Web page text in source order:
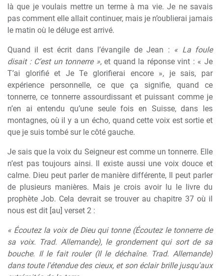
là que je voulais mettre un terme à ma vie. Je ne savais
pas comment elle allait continuer, mais je n’oublierai jamais
le matin où le déluge est arrivé.
Quand il est écrit dans l’évangile de Jean : « La foule
disait : C’est un tonnerre », et quand la réponse vint : « Je
T’ai glorifié et Je Te glorifierai encore », je sais, par
expérience personnelle, ce que ça signifie, quand ce
tonnerre, ce tonnerre assourdissant et puissant comme je
n’en ai entendu qu’une seule fois en Suisse, dans les
montagnes, où il y a un écho, quand cette voix est sortie et
que je suis tombé sur le côté gauche.
Je sais que la voix du Seigneur est comme un tonnerre. Elle
n’est pas toujours ainsi. Il existe aussi une voix douce et
calme. Dieu peut parler de manière différente, Il peut parler
de plusieurs manières. Mais je crois avoir lu le livre du
prophète Job. Cela devrait se trouver au chapitre 37 où il
nous est dit [au] verset 2 :
« Écoutez la voix de Dieu qui tonne (Écoutez le tonnerre de
sa voix. Trad. Allemande), le grondement qui sort de sa
bouche. Il le fait rouler (Il le déchaîne. Trad. Allemande)
dans toute l'étendue des cieux, et son éclair brille jusqu'aux